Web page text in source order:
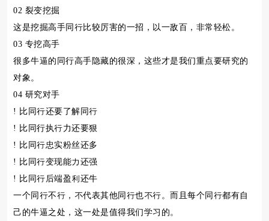
02 裂变挖掘
这是挖掘高手同行比较厉害的一招，以一敌百，非常轻松。
03 专挖高手
很多牛逼的同行高手隐藏的很深，这些才是我们重点要研究的
对象。
04 研究对手
! 比同行还要了解同行
! 比同行执行力还要狠
! 比同行忠实粉丝还多
! 比同行变现能力还强
! 比同行后端盈利还牛
一个同行不行，不代表其他同行也不行。而且每个同行都有自
己的牛逼之处，这一处是值得我们学习的。